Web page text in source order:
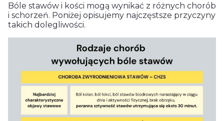
Bóle stawów i kości mogą wynikać z różnych chorób
i schorzeń. Poniżej opisujemy najczęstsze przyczyny
takich dolegliwości.